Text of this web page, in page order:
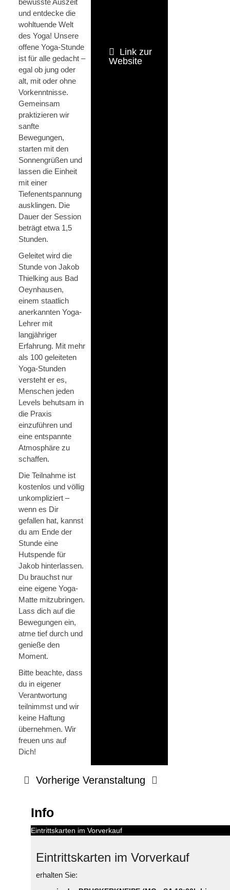
und entdecke die
wohltuende Welt
des Yoga! Unsere
offene Yoga-Stunde
ist für alle gedacht –
egal ob jung oder
alt, mit oder ohne
Vorkenntnisse.
Gemeinsam
praktizieren wir
sanfte
Bewegungen,
starten mit den
Sonnengrüßen und
lassen die Einheit
mit einer
Tiefenentspannung
ausklingen. Die
Dauer der Session
beträgt etwa 1,5
Stunden.
Geleitet wird die
Stunde von Jakob
Thielking aus Bad
Oeynhausen,
einem staatlich
anerkannten Yoga-
Lehrer mit
langjähriger
Erfahrung. Mit mehr
als 100 geleiteten
Yoga-Stunden
versteht er es,
Menschen jeden
Levels behutsam in
die Praxis
einzuführen und
eine entspannte
Atmosphäre zu
schaffen.
Die Teilnahme ist
kostenlos und völlig
unkompliziert –
wenn es Dir
gefallen hat, kannst
du am Ende der
Stunde eine
Hutspende für
Jakob hinterlassen.
Du brauchst nur
eine eigene Yoga-
Matte mitzubringen.
Lass dich auf die
Bewegungen ein,
atme tief durch und
genieße den
Moment.
Bitte beachte, dass
du in eigener
Verantwortung
teilnimmst und wir
keine Haftung
übernehmen. Wir
freuen uns auf
Dich!
Link zur
Website
Vorherige Veranstaltung
Info
Eintrittskarten im Vorverkauf
Eintrittskarten im Vorverkauf
erhalten Sie: